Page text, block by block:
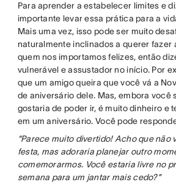
Para aprender a estabelecer limites e
importante levar essa prática para a
Mais uma vez, isso pode ser muito
naturalmente inclinados a querer fazer
quem nos importamos felizes, então
vulnerável e assustador no início. Por
que um amigo queira que você vá a
de aniversário dele. Mas, embora você
gostaria de poder ir, é muito dinheiro e
em um aniversário. Você pode
“Parece muito divertido! Acho que não
festa, mas adoraria planejar outro
comemorarmos. Você estaria livre no
semana para um jantar mais cedo?”